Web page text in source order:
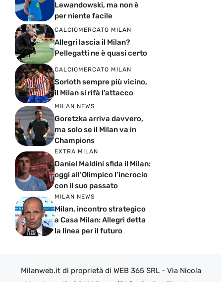
Lewandowski, ma non è
per niente facile
CALCIOMERCATO MILAN
Allegri lascia il Milan?
Pellegatti ne è quasi certo
CALCIOMERCATO MILAN
Sorloth sempre più vicino,
il Milan si rifà l’attacco
MILAN NEWS
Goretzka arriva davvero,
ma solo se il Milan va in
Champions
EXTRA MILAN
Daniel Maldini sfida il Milan:
oggi all’Olimpico l’incrocio
con il suo passato
MILAN NEWS
Milan, incontro strategico
a Casa Milan: Allegri detta
la linea per il futuro
Milanweb.it di proprietà di WEB 365 SRL - Via Nicola